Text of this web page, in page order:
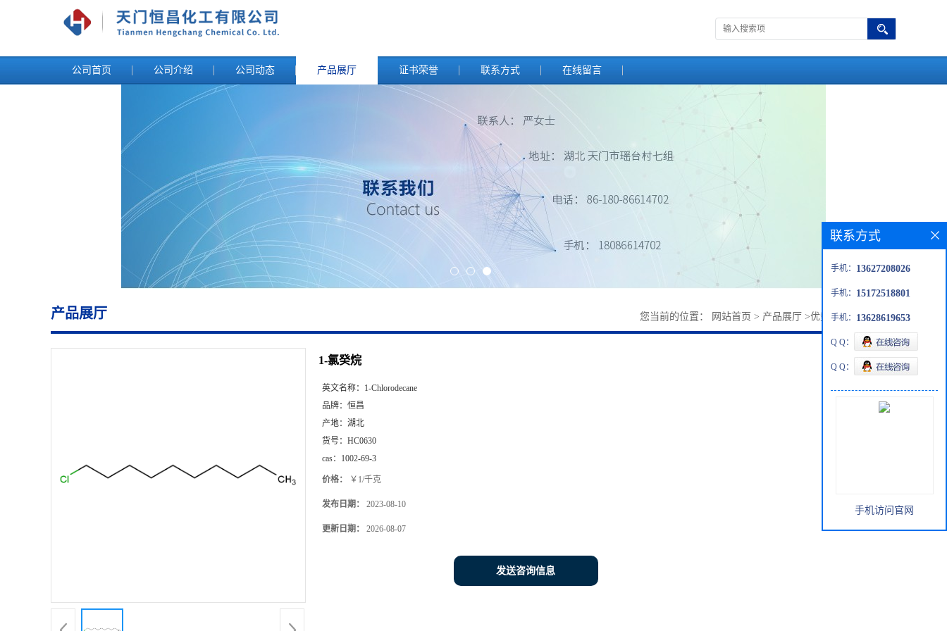
公司首页 公司介绍 公司动态 产品展厅 证书荣誉 联系方式 在线留言
产品展厅 您当前的位置： 网站首页 > 产品展厅 >优势品种>1-氯癸烷
1-氯癸烷
英文名称： 1-Chlorodecane
品牌： 恒昌
产地： 湖北
货号： HC0630
cas： 1002-69-3
价格： ￥1/千克
发布日期： 2023-08-10
更新日期： 2026-08-07
发送咨询信息
联系方式
手机： 13627208026
手机： 15172518801
手机： 13628619653
Q Q：
Q Q：
手机访问官网